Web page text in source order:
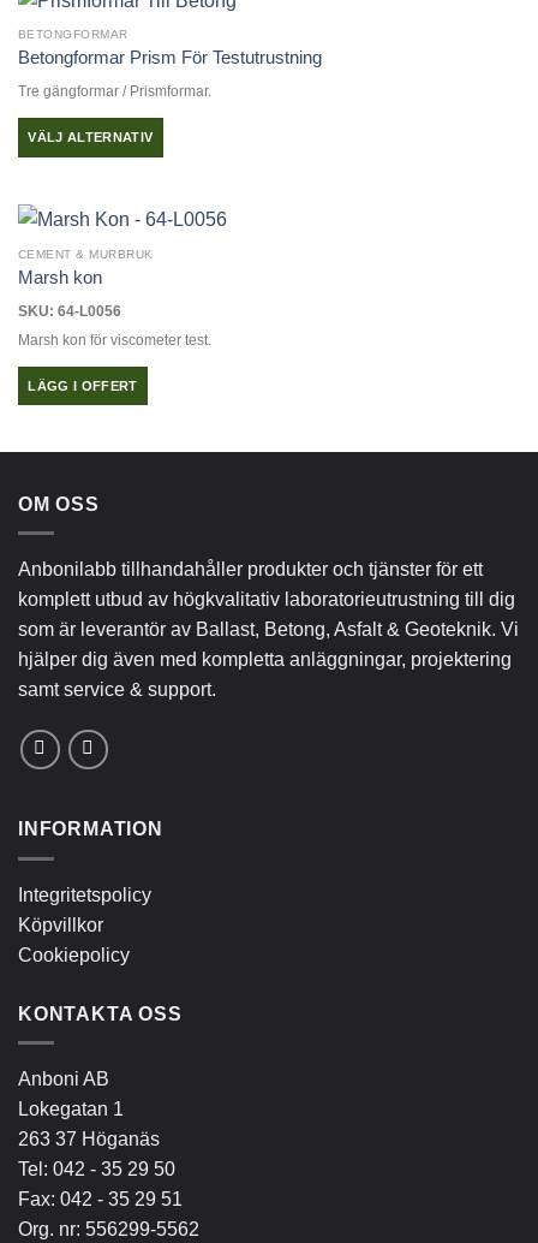
BETONGFORMAR
Betongformar Prism För Testutrustning
Tre gängformar / Prismformar.
VÄLJ ALTERNATIV
produkten
flera
De
olika
alternativen
kan
CEMENT & MURBRUK
Marsh kon
SKU: 64-L0056
Marsh kon för viscometer test.
LÄGG I OFFERT
OM OSS
Anbonilabb tillhandahåller produkter och tjänster för ett
komplett utbud av högkvalitativ laboratorieutrustning till dig
som är leverantör av Ballast, Betong, Asfalt & Geoteknik. Vi
hjälper dig även med kompletta anläggningar, projektering
samt service & support.
INFORMATION
Integritetspolicy
Köpvillkor
Cookiepolicy
KONTAKTA OSS
Anboni AB
Lokegatan 1
263 37 Höganäs
Tel: 042 - 35 29 50
Fax: 042 - 35 29 51
Org. nr: 556299-5562